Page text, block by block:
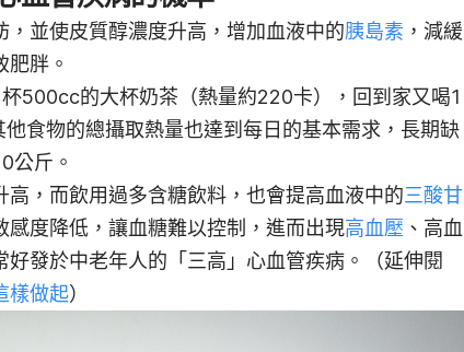
並使皮質醇濃度升高，增加血液中的胰島素 ，減緩
胖。
500cc的大杯奶茶（熱量約220卡），回到家又喝1
食物的總攝取熱量也達到每日的基本需求，長期缺
公斤。
，而飲用過多含糖飲料，也會提高血液中的三酸甘
感度降低，讓血糖難以控制，進而出現高血壓 、高血
好發於中老年人的「三高」心血管疾病。（延伸閱
樣做起）